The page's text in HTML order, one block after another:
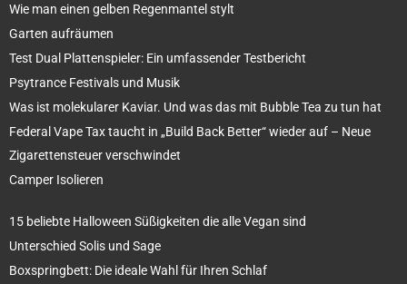
Wie man einen gelben Regenmantel stylt
Garten aufräumen
Test Dual Plattenspieler: Ein umfassender Testbericht
Psytrance Festivals und Musik
Was ist molekularer Kaviar. Und was das mit Bubble Tea zu tun hat
Federal Vape Tax taucht in „Build Back Better“ wieder auf – Neue
Zigarettensteuer verschwindet
Camper Isolieren
15 beliebte Halloween Süßigkeiten die alle Vegan sind
Unterschied Solis und Sage
Boxspringbett: Die ideale Wahl für Ihren Schlaf